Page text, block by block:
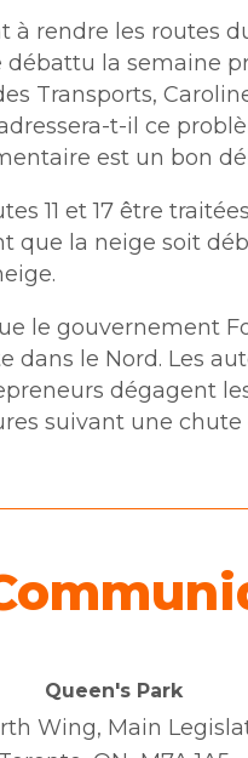
à rendre les routes
débattu la semaine
Transports,
t-il ce
est un bon
11 et 17 être
que la neige soit
le gouvernement
le Nord. Les
dégagent
suivant une chute
Queen's Park
Wing, Main